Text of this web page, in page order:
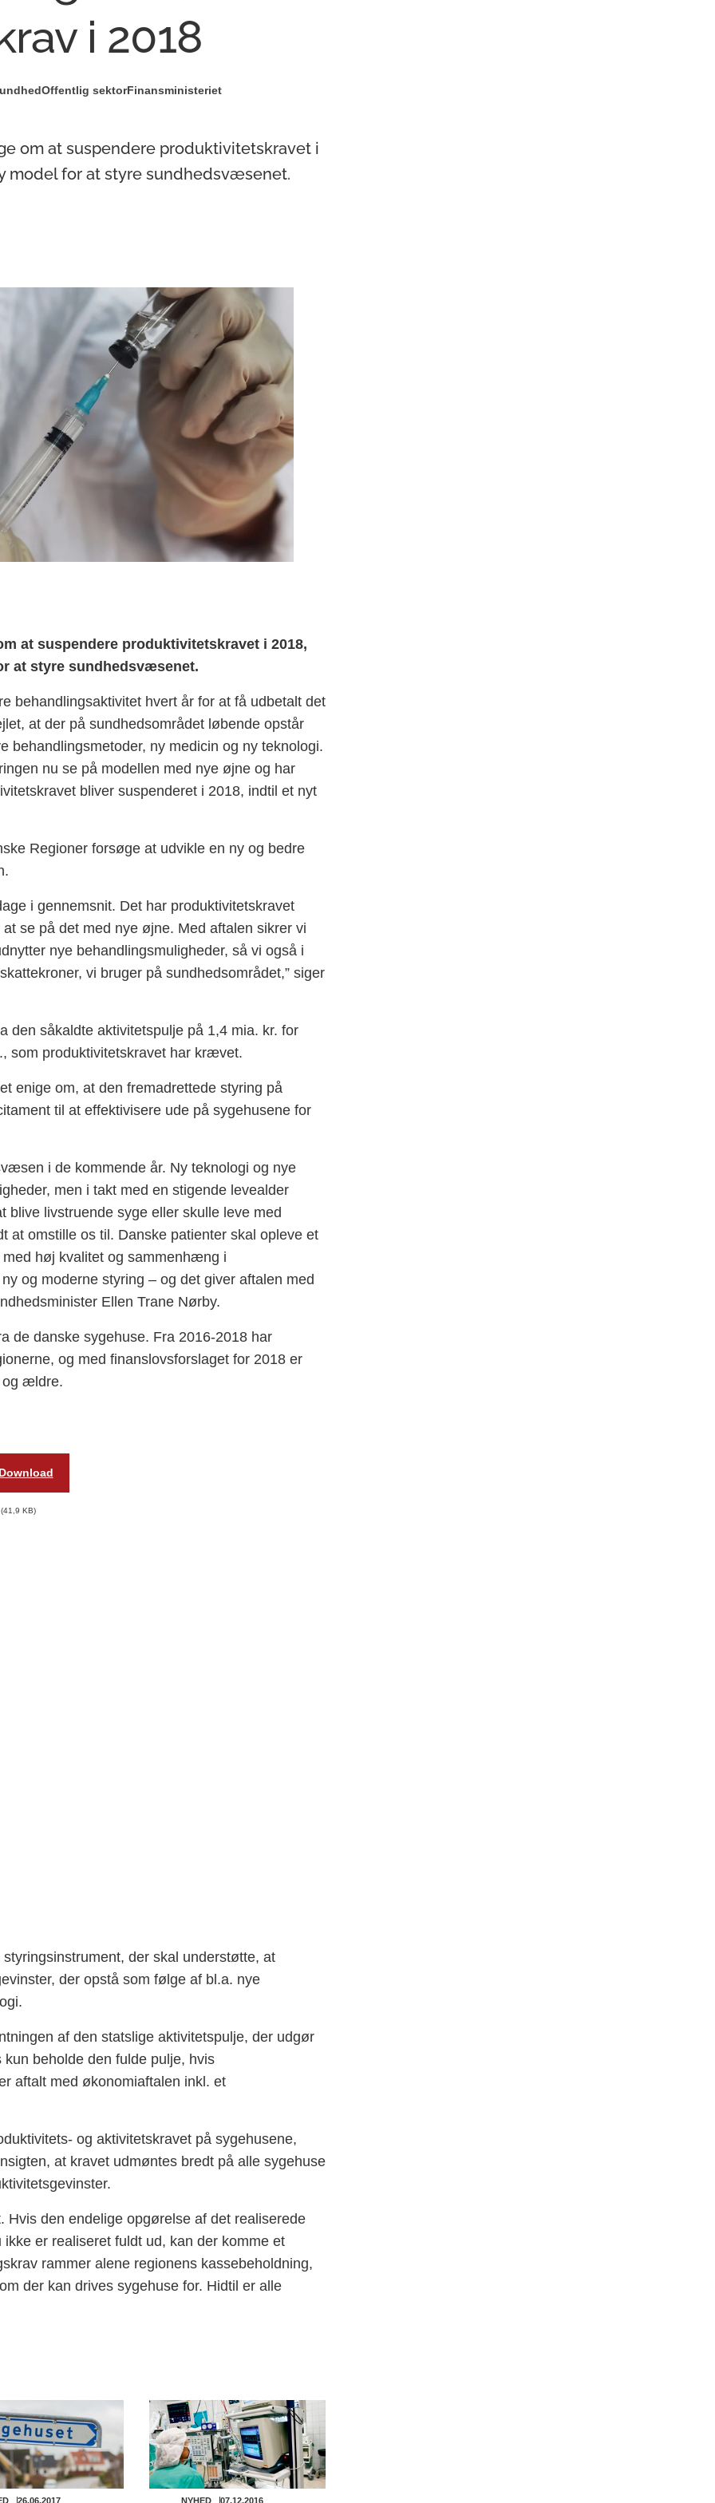
i 2018
Offentlig sektorFinansministeriet
om at suspendere produktivitetskravet i
model for at styre sundhedsvæsenet.
at suspendere produktivitetskravet i 2018,
at styre sundhedsvæsenet.
behandlingsaktivitet hvert år for at få udbetalt det
at der på sundhedsområdet løbende opstår
behandlingsmetoder, ny medicin og ny teknologi.
nu se på modellen med nye øjne og har
bliver suspenderet i 2018, indtil et nyt
Regioner forsøge at udvikle en ny og bedre
i gennemsnit. Det har produktivitetskravet
se på det med nye øjne. Med aftalen sikrer vi
nye behandlingsmuligheder, så vi også i
vi bruger på sundhedsområdet,” siger
den såkaldte aktivitetspulje på 1,4 mia. kr. for
som produktivitetskravet har krævet.
enige om, at den fremadrettede styring på
til at effektivisere ude på sygehusene for
i de kommende år. Ny teknologi og nye
men i takt med en stigende levealder
blive livstruende syge eller skulle leve med
at omstille os til. Danske patienter skal opleve et
høj kvalitet og sammenhæng i
og moderne styring – og det giver aftalen med
Ellen Trane Nørby.
de danske sygehuse. Fra 2016-2018 har
og med finanslovsforslaget for 2018 er
og ældre.
41,9 KB
der skal understøtte, at
der opstå som følge af bl.a. nye
af den statslige aktivitetspulje, der udgør
beholde den fulde pulje, hvis
aftalt med økonomiaftalen inkl. et
og aktivitetskravet på sygehusene,
at kravet udmøntes bredt på alle sygehuse
den endelige opgørelse af det realiserede
er realiseret fuldt ud, kan der komme et
rammer alene regionens kassebeholdning,
der kan drives sygehuse for. Hidtil er alle
26.06.2017 07.12.2016
NYHED